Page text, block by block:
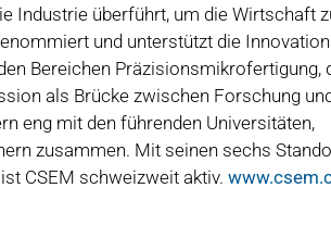
Industrie überführt, um die Wirtschaft
und unterstützt die
Bereichen Präzisionsmikrofertigung,
als Brücke zwischen Forschung
eng mit den führenden Universitäten,
zusammen. Mit seinen sechs
CSEM schweizweit aktiv.